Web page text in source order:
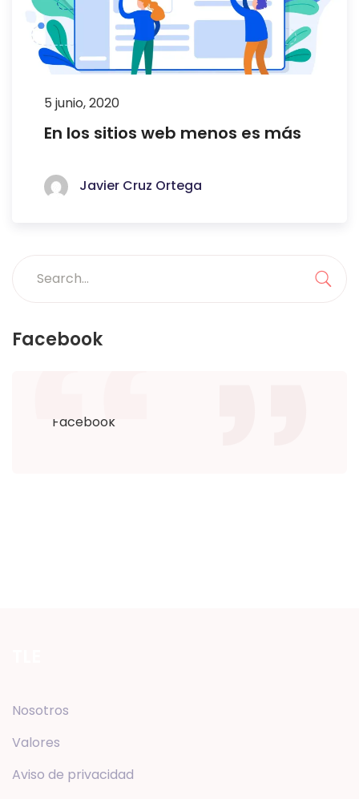
5 junio, 2020
En los sitios web menos es más
Javier Cruz Ortega
for:
Facebook
Facebook
Nosotros
Valores
Aviso de privacidad